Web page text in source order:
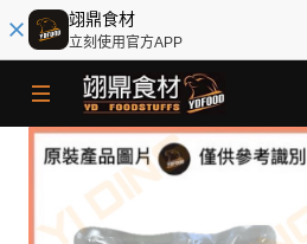
翊鼎食材
立刻使用官方APP